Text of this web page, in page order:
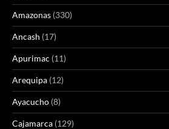
Amazonas (330)
Ancash (17)
Apurimac (11)
Arequipa (12)
Ayacucho (8)
Cajamarca (129)